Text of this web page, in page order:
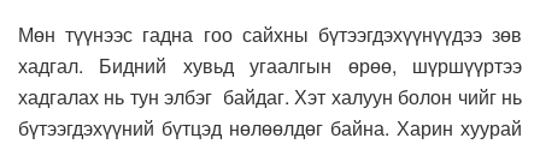
Мөн түүнээс гадна гоо сайхны бүтээгдэхүүнүүдээ зөв
хадгал. Бидний хувьд угаалгын өрөө, шүршүүртээ
хадгалах нь тун элбэг байдаг. Хэт халуун болон чийг нь
бүтээгдэхүүний бүтцэд нөлөөлдөг байна. Харин хуурай